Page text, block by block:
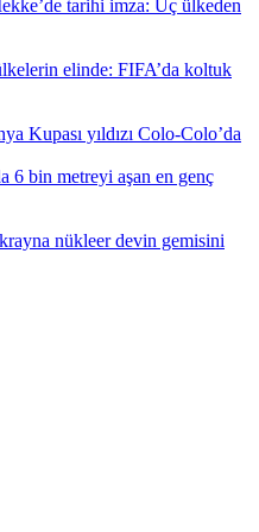
tarihi imza: Üç ülkeden
elinde: FIFA’da koltuk
Kupası yıldızı Colo-Colo’da
6 bin metreyi aşan en genç
nükleer devin gemisini